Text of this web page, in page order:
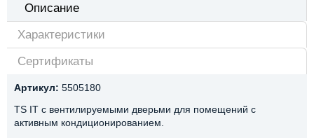
Описание
Характеристики
Сертификаты
Артикул: 5505180
TS IT с вентилируемыми дверьми для помещений с
активным кондиционированием.